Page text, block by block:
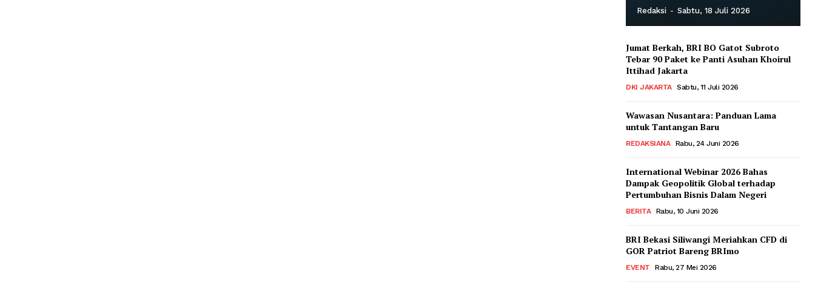
Redaksi - Sabtu, 18 Juli 2026
Jumat Berkah, BRI BO Gatot Subroto
Tebar 90 Paket ke Panti Asuhan Khoirul
Ittihad Jakarta
DKI JAKARTA Sabtu, 11 Juli 2026
Wawasan Nusantara: Panduan Lama
untuk Tantangan Baru
REDAKSIANA Rabu, 24 Juni 2026
International Webinar 2026 Bahas
Dampak Geopolitik Global terhadap
Pertumbuhan Bisnis Dalam Negeri
BERITA Rabu, 10 Juni 2026
BRI Bekasi Siliwangi Meriahkan CFD di
GOR Patriot Bareng BRImo
EVENT Rabu, 27 Mei 2026